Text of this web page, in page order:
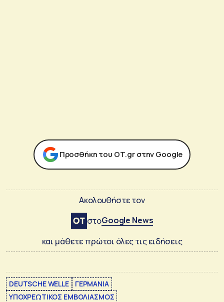
Προσθήκη του ΟΤ.gr στην Google
Ακολουθήστε τον
στοGoogle News
και μάθετε πρώτοι όλες τις ειδήσεις
DEUTSCHE WELLE
ΓΕΡΜΑΝΙΑ
ΥΠΟΧΡΕΩΤΙΚΟΣ ΕΜΒΟΛΙΑΣΜΟΣ